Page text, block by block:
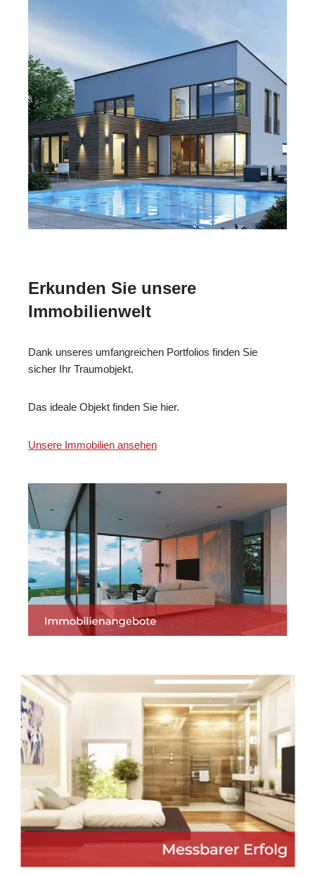
Erkunden Sie unsere
Immobilienwelt
Dank unseres umfangreichen Portfolios finden Sie
sicher Ihr Traumobjekt.
Das ideale Objekt finden Sie hier.
Unsere Immobilien ansehen